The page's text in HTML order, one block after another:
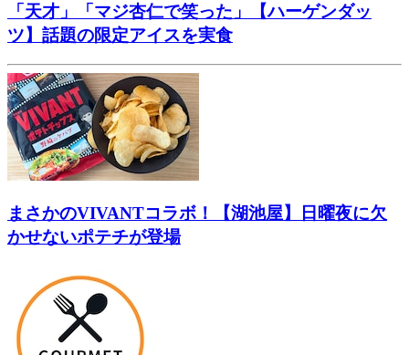
「天才」「マジ杏仁で笑った」【ハーゲンダッ
ツ】話題の限定アイスを実食
まさかのVIVANTコラボ！【湖池屋】日曜夜に欠
かせないポテチが登場